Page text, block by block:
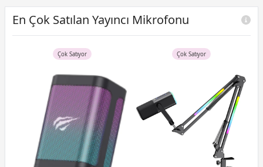
En Çok Satılan Yayıncı Mikrofonu
Çok Satıyor Çok Satıyor